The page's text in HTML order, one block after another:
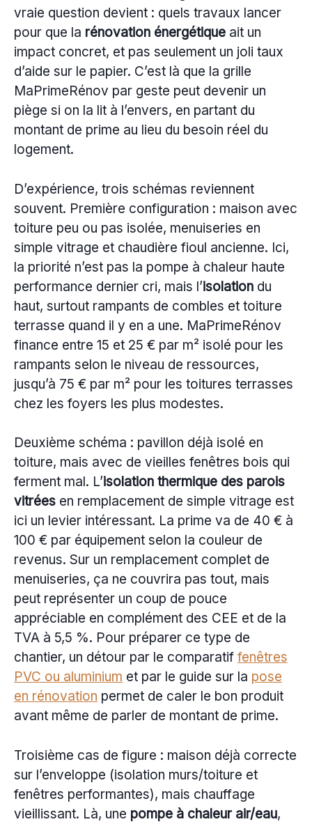
vraie question devient : quels travaux lancer
pour que la rénovation énergétique ait un
impact concret, et pas seulement un joli taux
d’aide sur le papier. C’est là que la grille
MaPrimeRénov par geste peut devenir un
piège si on la lit à l’envers, en partant du
montant de prime au lieu du besoin réel du
logement.
D’expérience, trois schémas reviennent
souvent. Première configuration : maison avec
toiture peu ou pas isolée, menuiseries en
simple vitrage et chaudière fioul ancienne. Ici,
la priorité n’est pas la pompe à chaleur haute
performance dernier cri, mais l’isolation du
haut, surtout rampants de combles et toiture
terrasse quand il y en a une. MaPrimeRénov
finance entre 15 et 25 € par m² isolé pour les
rampants selon le niveau de ressources,
jusqu’à 75 € par m² pour les toitures terrasses
chez les foyers les plus modestes.
Deuxième schéma : pavillon déjà isolé en
toiture, mais avec de vieilles fenêtres bois qui
ferment mal. L’isolation thermique des parois
vitrées en remplacement de simple vitrage est
ici un levier intéressant. La prime va de 40 € à
100 € par équipement selon la couleur de
revenus. Sur un remplacement complet de
menuiseries, ça ne couvrira pas tout, mais
peut représenter un coup de pouce
appréciable en complément des CEE et de la
TVA à 5,5 %. Pour préparer ce type de
chantier, un détour par le comparatif fenêtres
PVC ou aluminium et par le guide sur la pose
en rénovation permet de caler le bon produit
avant même de parler de montant de prime.
Troisième cas de figure : maison déjà correcte
sur l’enveloppe (isolation murs/toiture et
fenêtres performantes), mais chauffage
vieillissant. Là, une pompe à chaleur air/eau,